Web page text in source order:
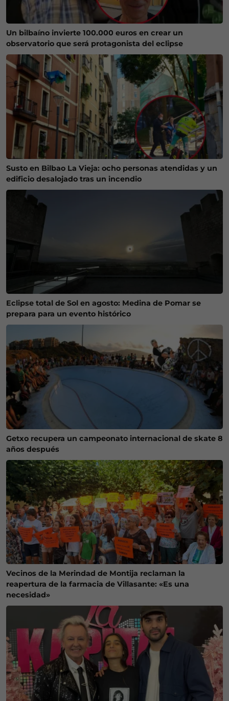
Un bilbaíno invierte 100.000 euros en crear un
observatorio que será protagonista del eclipse
Susto en Bilbao La Vieja: ocho personas atendidas y un
edificio desalojado tras un incendio
Eclipse total de Sol en agosto: Medina de Pomar se
prepara para un evento histórico
Getxo recupera un campeonato internacional de skate 8
años después
Vecinos de la Merindad de Montija reclaman la
reapertura de la farmacia de Villasante: «Es una
necesidad»